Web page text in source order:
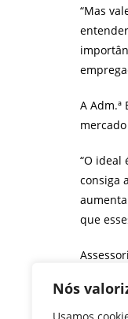
Nós
“Mas
A
“O ideal
consiga
que
F